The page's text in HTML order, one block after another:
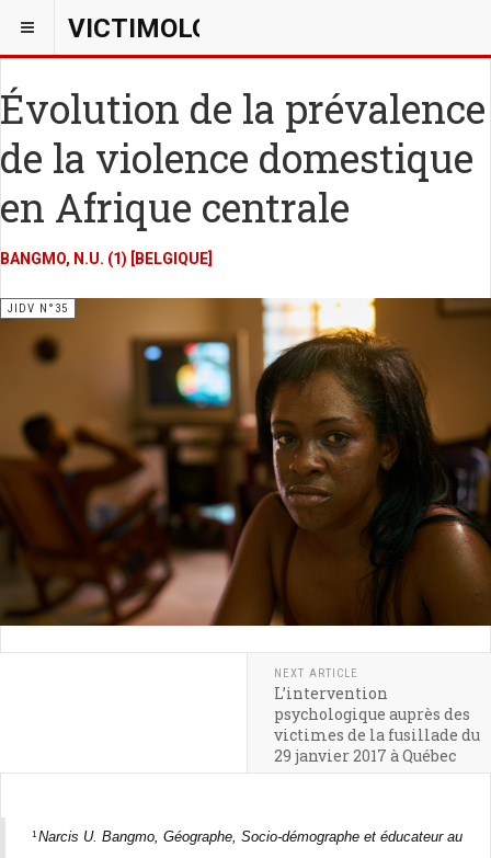
VICTIMOLOGIEPSY
Évolution de la prévalence
de la violence domestique
en Afrique centrale
BANGMO, N.U. (1) [BELGIQUE]
JIDV N°35
NEXT ARTICLE
L’intervention
psychologique auprès des
victimes de la fusillade du
29 janvier 2017 à Québec
1 Narcis U. Bangmo, Géographe, Socio-démographe et éducateur au